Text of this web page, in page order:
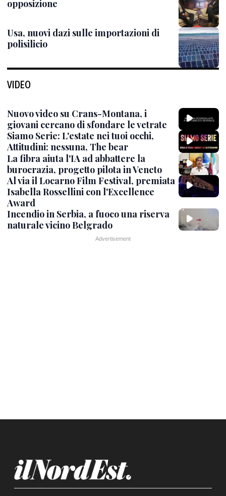
opposizione
Usa, nuovi dazi sulle importazioni di
polisilicio
VIDEO
Nuovo video su Crans-Montana, i
giovani cercano di sfondare le vetrate
Siamo Serie: L'estate nei tuoi occhi,
Attitudini: nessuna, The bear
La fibra aiuta l'IA ad abbattere la
burocrazia, progetto pilota in Veneto
Al via il Locarno Film Festival, premiata
Isabella Rossellini con l'Excellence
Award
Incendio in Serbia, a fuoco una riserva
naturale vicino Belgrado